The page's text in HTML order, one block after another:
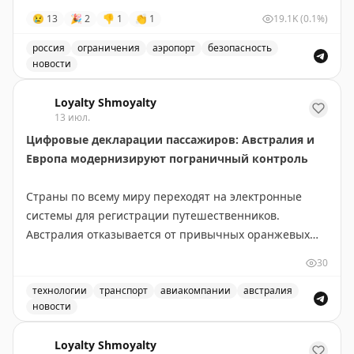
😢 13 🎉 2 👎 1 👏 1 19.1K(0.1%)
россия ограничения аэропорт
безопасность
новости
Loyalty Shmoyalty
13 июл.
Цифровые декларации пассажиров: Австралия и
Европа модернизируют пограничный контроль
Страны по всему миру переходят на электронные
системы для регистрации путешественников.
Австралия отказывается от привычных оранжевых
платформы Australia Travel Declaration. Новая система
будет внедрена во всех международных аэропортах и
портах в течение 12-18 месяцев. На проект выделено
программа уже запущена с авиакомпанией Qantas.
30
технологии транспорт авиакомпании
австралия
новости
Loyalty Shmoyalty